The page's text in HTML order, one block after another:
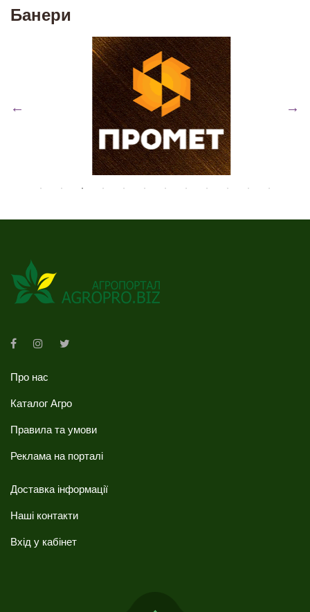
Банери
Про нас
Каталог Агро
Правила та умови
Реклама на порталі
Доставка інформації
Наші контакти
Вхід у кабінет